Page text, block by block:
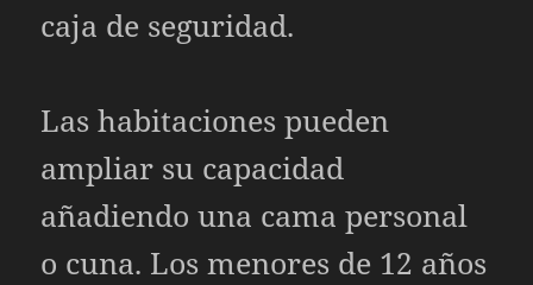
caja de seguridad.
Las habitaciones pueden
ampliar su capacidad
añadiendo una cama personal
o cuna. Los menores de 12 años